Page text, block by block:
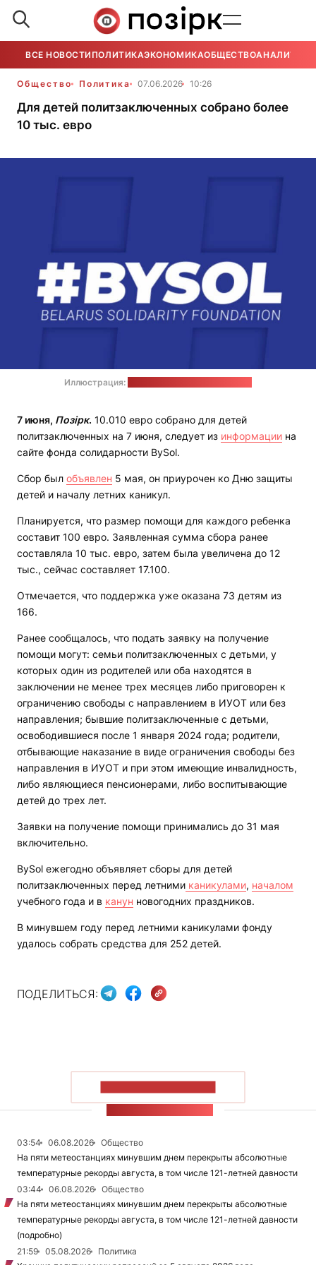
ВСЕ НОВОСТИ ПОЛИТИКАЭКОНОМИКАОБЩЕСТВОАНАЛИТИКА
Общество Политика 07.06.2026 10:26
Для детей политзаключенных собрано более
10 тыс. евро
Иллюстрация:
7 июня, Позірк. 10.010 евро собрано для детей
политзаключенных на 7 июня, следует из информации на
сайте фонда солидарности BySol.
Сбор был объявлен 5 мая, он приурочен ко Дню защиты
детей и началу летних каникул.
Планируется, что размер помощи для каждого ребенка
составит 100 евро. Заявленная сумма сбора ранее
составляла 10 тыс. евро, затем была увеличена до 12
тыс., сейчас составляет 17.100.
Отмечается, что поддержка уже оказана 73 детям из
166.
Ранее сообщалось, что подать заявку на получение
помощи могут: семьи политзаключенных с детьми, у
которых один из родителей или оба находятся в
заключении не менее трех месяцев либо приговорен к
ограничению свободы с направлением в ИУОТ или без
направления; бывшие политзаключенные с детьми,
освободившиеся после 1 января 2024 года; родители,
отбывающие наказание в виде ограничения свободы без
направления в ИУОТ и при этом имеющие инвалидность,
либо являющиеся пенсионерами, либо воспитывающие
детей до трех лет.
Заявки на получение помощи принимались до 31 мая
включительно.
BySol ежегодно объявляет сборы для детей
политзаключенных перед летними каникулами, началом
учебного года и в канун новогодних праздников.
В минувшем году перед летними каникулами фонду
удалось собрать средства для 252 детей.
ПОДЕЛИТЬСЯ:
03:54 06.08.2026
Общество
На пяти метеостанциях минувшим днем перекрыты абсолютные
температурные рекорды августа, в том числе 121-летней давности
03:44
06.08.2026
Общество
На пяти метеостанциях минувшим днем перекрыты абсолютные
температурные рекорды августа, в том числе 121-летней давности
(подробно)
21:59
05.08.2026
Политика